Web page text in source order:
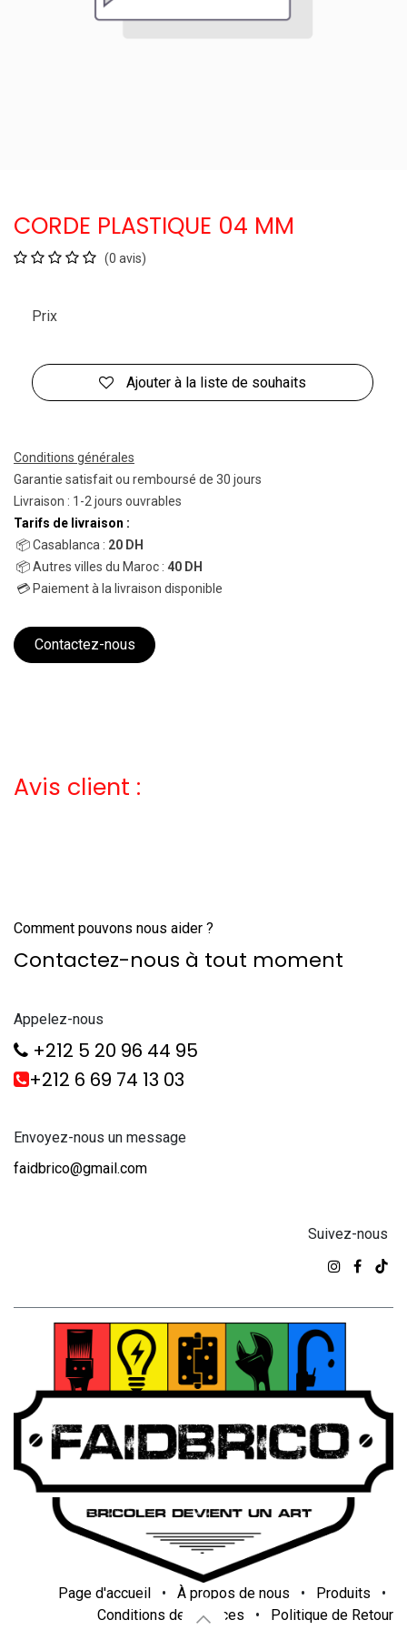
CORDE PLASTIQUE 04 MM
(0 avis)
Ajouter à la liste de souhaits
Prix
Conditions générales
Garantie satisfait ou remboursé de 30 jours
Livraison : 1-2 jours ouvrables
Tarifs de livraison :
📦 Casablanca : 20 DH
📦 Autres villes du Maroc : 40 DH
💳 Paiement à la livraison disponible
Contactez-nous
Avis client :
Comment pouvons nous aider ?
Contactez-nous à tout moment
Appelez-nous
+212 5 20 96 44 95
+212 6 69 74 13 03
Envoyez-nous un message
faidbrico@gmail.com
Suivez-nous
Page d'accueil • À propos de nous • Produits
•
Conditions de services
• Politique de Retour